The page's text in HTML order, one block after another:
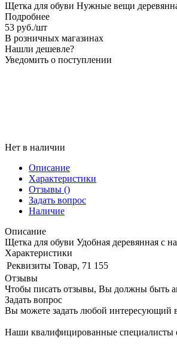
Щетка для обуви Нужные вещи
Подробнее
53 руб./шт
В розничных магазинах
Нашли дешевле?
Уведомить о поступлении
Нет в наличии
Описание
Характеристики
Отзывы ()
Задать вопрос
Наличие
Описание
Щетка для обуви Удобная деревянная с
Характеристики
Реквизиты Товар, 71 155
Отзывы
Чтобы писать отзывы, Вы должны быть
Задать вопрос
Вы можете задать любой интересующий
Наши квалифицированные специалисты